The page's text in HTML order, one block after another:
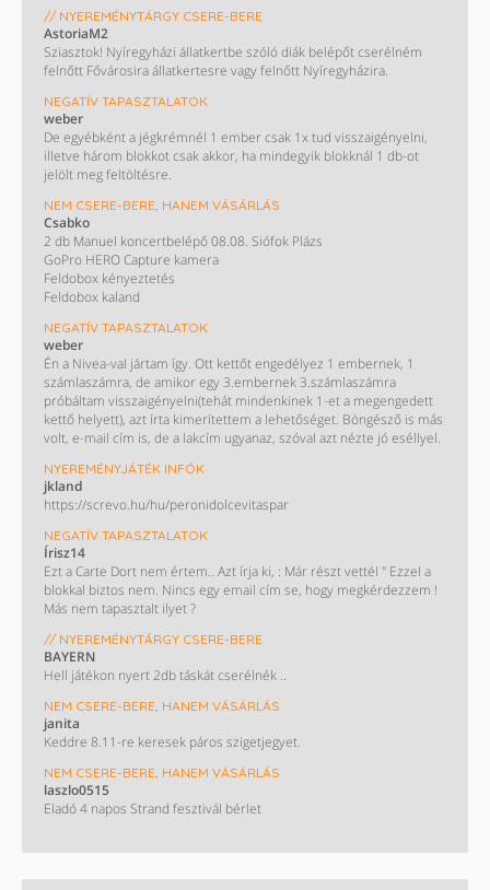
// NYEREMÉNYTÁRGY CSERE-BERE
AstoriaM2
Sziasztok! Nyíregyházi állatkertbe szóló diák belépőt cserélném
felnőtt Fővárosira állatkertesre vagy felnőtt Nyíregyházira.
NEGATÍV TAPASZTALATOK
weber
De egyébként a jégkrémnél 1 ember csak 1x tud visszaigényelni,
illetve három blokkot csak akkor, ha mindegyik blokknál 1 db-ot
jelölt meg feltöltésre.
NEM CSERE-BERE, HANEM VÁSÁRLÁS
Csabko
2 db Manuel koncertbelépő 08.08. Siófok Plázs
GoPro HERO Capture kamera
Feldobox kényeztetés
Feldobox kaland
NEGATÍV TAPASZTALATOK
weber
Én a Nivea-val jártam így. Ott kettőt engedélyez 1 embernek, 1
számlaszámra, de amikor egy 3.embernek 3.számlaszámra
próbáltam visszaigényelni(tehát mindenkinek 1-et a megengedett
kettő helyett), azt írta kimerítettem a lehetőséget. Böngésző is más
volt, e-mail cím is, de a lakcím ugyanaz, szóval azt nézte jó eséllyel.
NYEREMÉNYJÁTÉK INFÓK
jkland
https://screvo.hu/hu/peronidolcevitaspar
NEGATÍV TAPASZTALATOK
Írisz14
Ezt a Carte Dort nem értem.. Azt írja ki, : Már részt vettél " Ezzel a
blokkal biztos nem. Nincs egy email cím se, hogy megkérdezzem !
Más nem tapasztalt ilyet ?
// NYEREMÉNYTÁRGY CSERE-BERE
BAYERN
Hell játékon nyert 2db táskát cserélnék ..
NEM CSERE-BERE, HANEM VÁSÁRLÁS
janita
Keddre 8.11-re keresek páros szigetjegyet.
NEM CSERE-BERE, HANEM VÁSÁRLÁS
laszlo0515
Eladó 4 napos Strand fesztivál bérlet